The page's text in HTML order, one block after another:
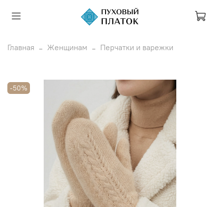
Главная Женщинам Перчатки и варежки
-50%